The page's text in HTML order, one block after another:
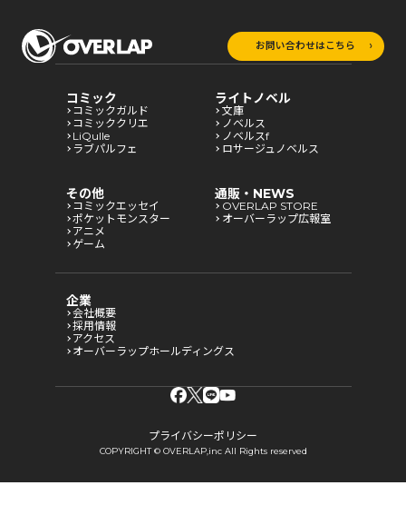
お問い合わせはこちら
コミック
コミックガルド
コミッククリエ
LiQulle
ラブパルフェ
ライトノベル
文庫
ノベルス
ノベルスf
ロサージュノベルス
その他
コミックエッセイ
ポケットモンスター
アニメ
ゲーム
通販・NEWS
OVERLAP STORE
オーバーラップ広報室
企業
会社概要
採用情報
アクセス
オーバーラップホールディングス
プライバシーポリシー
COPYRIGHT © OVERLAP,inc All Rights reserved